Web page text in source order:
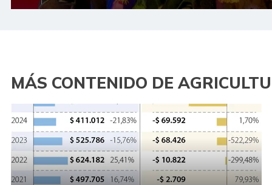
MÁS CONTENIDO DE